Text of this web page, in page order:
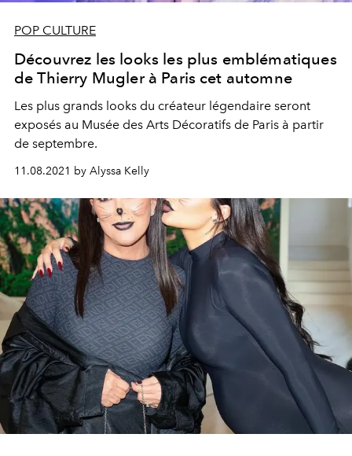
POP CULTURE
Découvrez les looks les plus emblématiques
de Thierry Mugler à Paris cet automne
Les plus grands looks du créateur légendaire seront
exposés au Musée des Arts Décoratifs de Paris à partir
de septembre.
11.08.2021 by Alyssa Kelly